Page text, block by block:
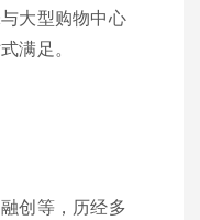
大型购物中心
满足。
创等，历经多